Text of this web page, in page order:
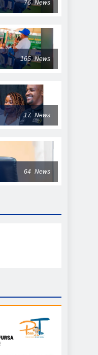
76 News
165 News
17 News
64 News